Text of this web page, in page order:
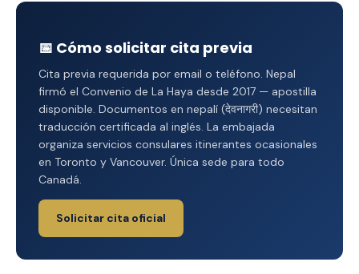
📅 Cómo solicitar cita previa
Cita previa requerida por email o teléfono. Nepal
firmó el Convenio de La Haya desde 2017 — apostilla
disponible. Documentos en nepalí (देवनागरी) necesitan
traducción certificada al inglés. La embajada
organiza servicios consulares itinerantes ocasionales
en Toronto y Vancouver. Única sede para todo
Canadá.
Solicitar cita oficial